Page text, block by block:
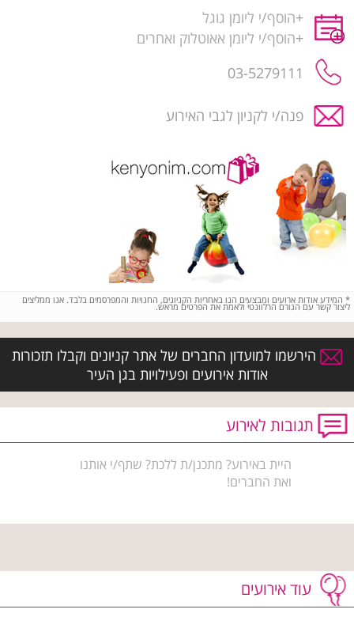
+הוסף/י ליומן גוגל
+הוסף/י ליומן אאוטלוק ואחרים
03-5279111
פנה/י לקניון לגבי האירוע
* המידע אודות ארועים ומבצעים הנו באחריות הקניונים, החנויות והמפרסמים בלבד. אנו ממליצים
ליצור קשר עם הגורם הרלוונטי ולאמת את הפרטים מראש.
הירשמו למועדון החברים של אתר קניונים וקבלו תזכורות
אודות אירועים ופעילויות בגן העיר
תגובות לאירוע
היית באירוע? מתכנן/ת ללכת? שתף/י אותנו
ואת החברים!
עוד אירועים